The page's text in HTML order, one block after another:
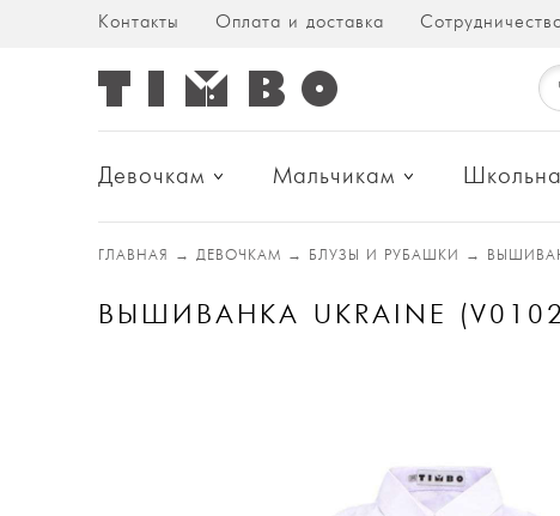
Контакты Оплата и доставка
Девочкам Мальчикам
ГЛАВНАЯ → ДЕВОЧКАМ → БЛУЗЫ И РУБАШКИ →
ВЫШИВАНКА UKRAINE